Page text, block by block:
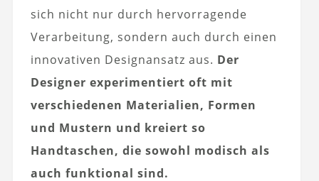
sich nicht nur durch hervorragende
Verarbeitung, sondern auch durch einen
innovativen Designansatz aus. Der
Designer experimentiert oft mit
verschiedenen Materialien, Formen
und Mustern und kreiert so
Handtaschen, die sowohl modisch als
auch funktional sind.